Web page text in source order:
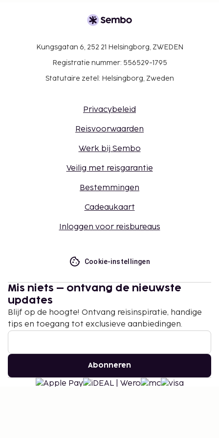
Kungsgatan 6, 252 21 Helsingborg, ZWEDEN
Registratie nummer: 556529-1795
Statutaire zetel: Helsingborg, Zweden
Privacybeleid
Reisvoorwaarden
Werk bij Sembo
Veilig met reisgarantie
Bestemmingen
Cadeaukaart
Inloggen voor reisbureaus
Cookie-instellingen
Mis niets – ontvang de nieuwste
updates
Blijf op de hoogte! Ontvang reisinspiratie, handige
tips en toegang tot exclusieve aanbiedingen.
Abonneren